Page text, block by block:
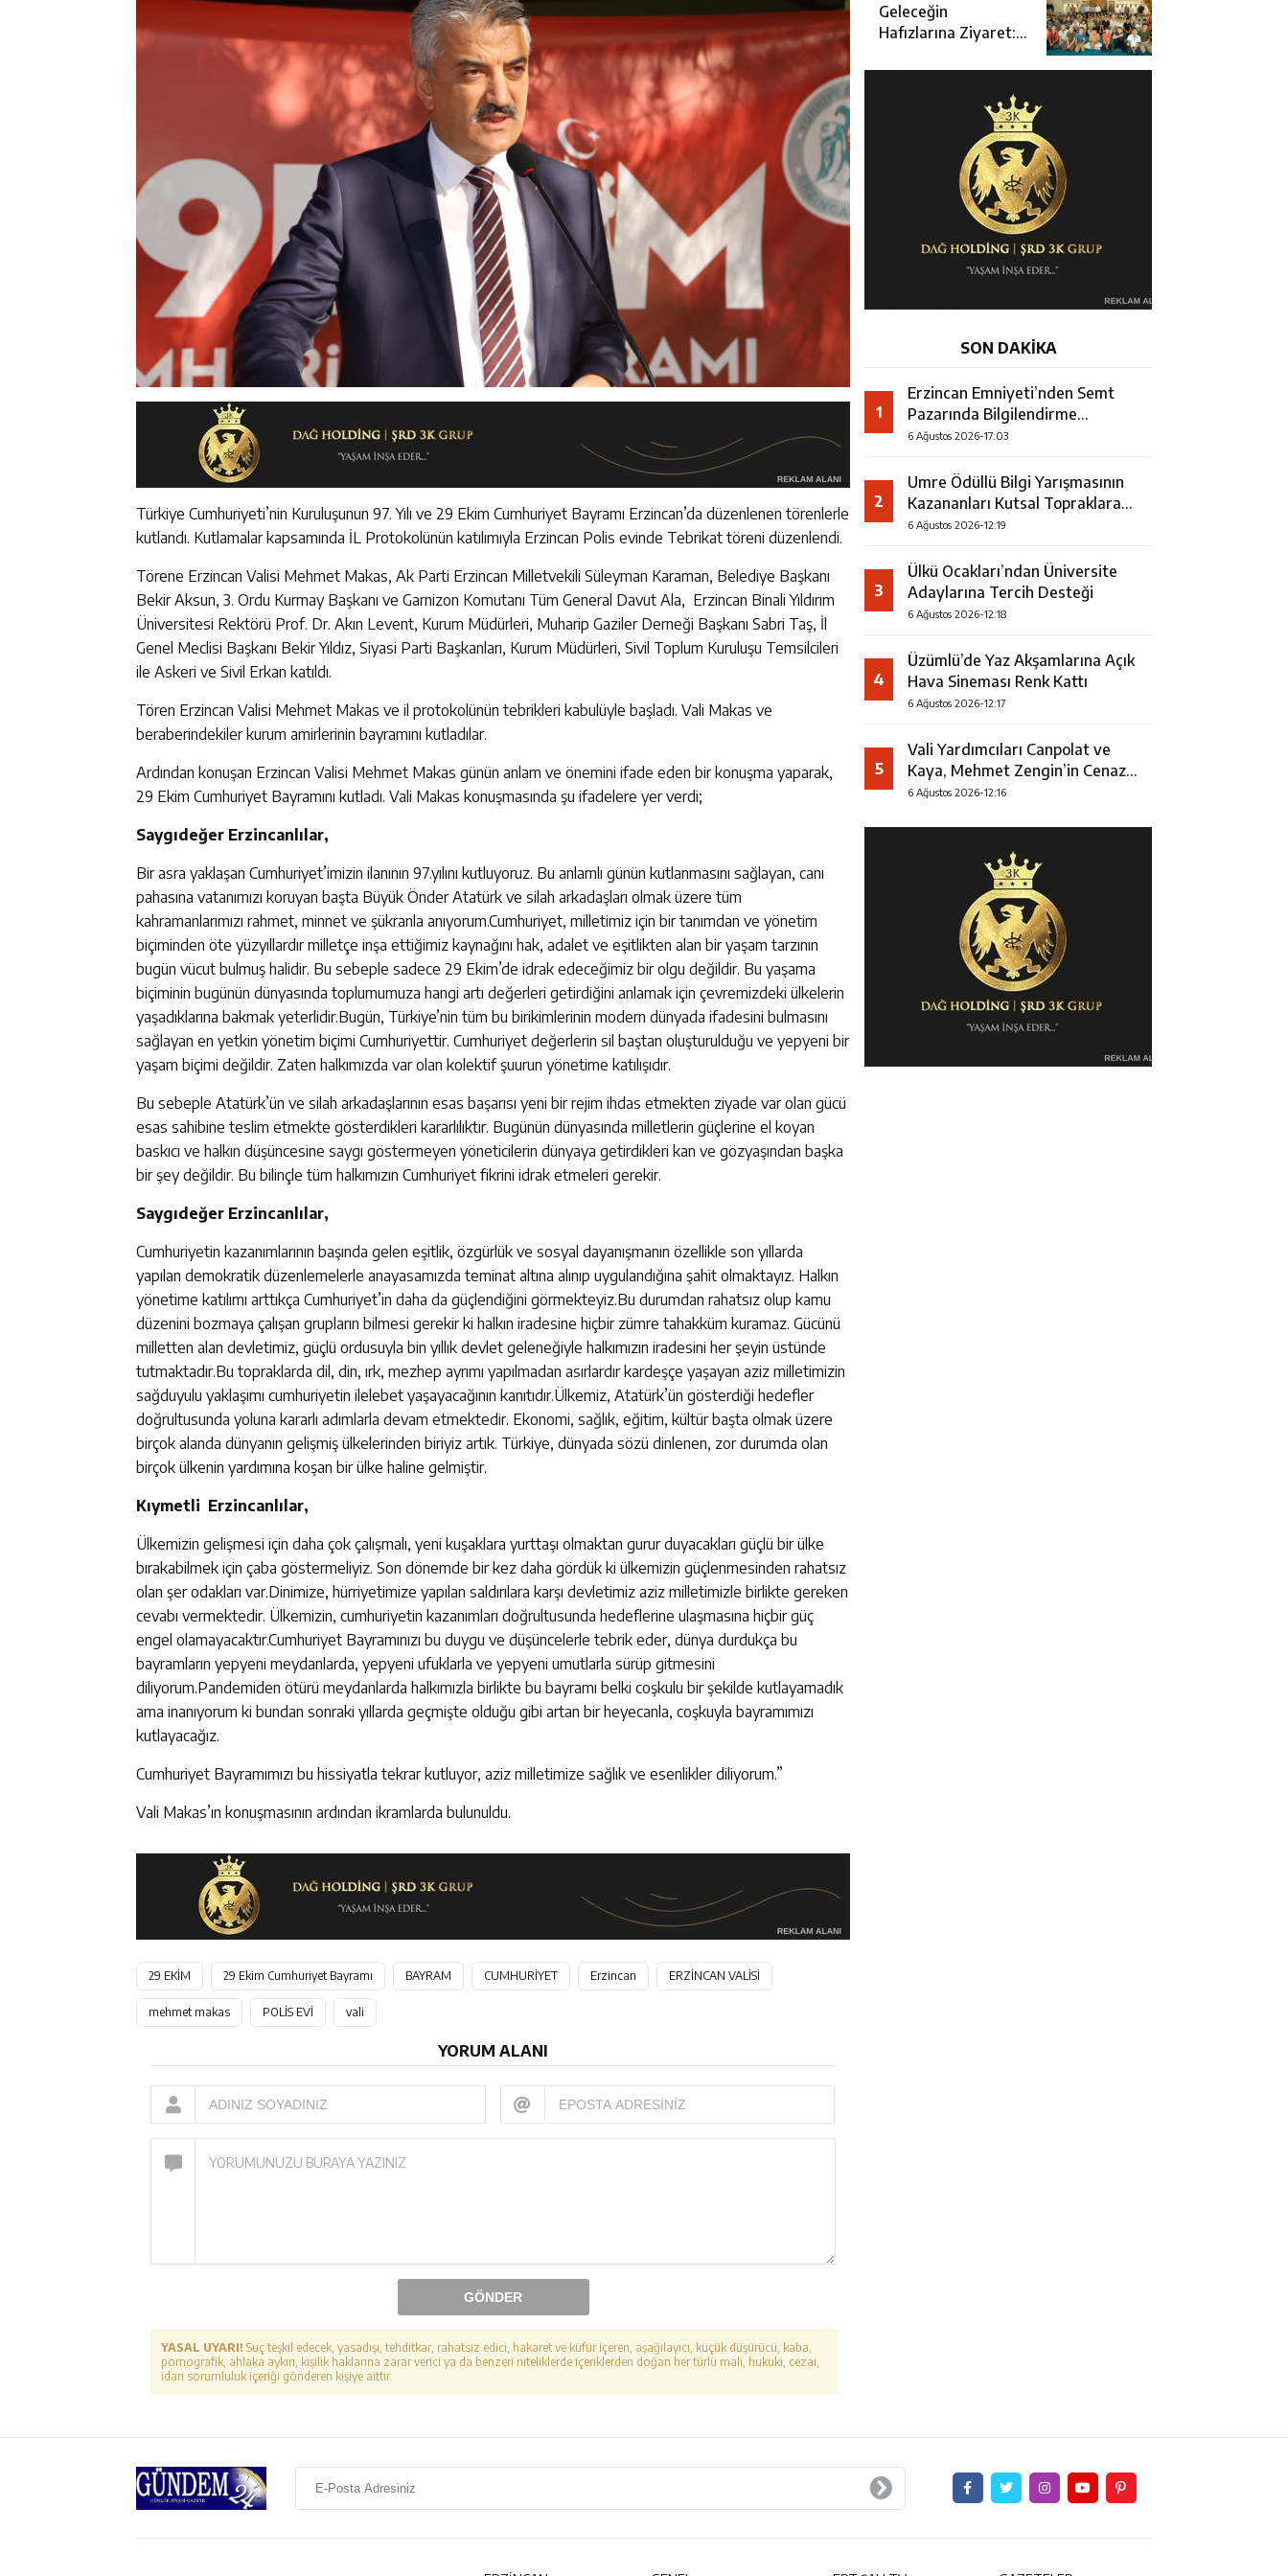
Türkiye Cumhuriyeti’nin Kuruluşunun 97. Yılı ve 29 Ekim Cumhuriyet Bayramı Erzincan’da düzenlenen törenlerle
kutlandı. Kutlamalar kapsamında İL Protokolünün katılımıyla Erzincan Polis evinde Tebrikat töreni düzenlendi.
Törene Erzincan Valisi Mehmet Makas, Ak Parti Erzincan Milletvekili Süleyman Karaman, Belediye Başkanı
Bekir Aksun, 3. Ordu Kurmay Başkanı ve Garnizon Komutanı Tüm General Davut Ala, Erzincan Binali Yıldırım
Üniversitesi Rektörü Prof. Dr. Akın Levent, Kurum Müdürleri, Muharip Gaziler Derneği Başkanı Sabri Taş, İl
Genel Meclisi Başkanı Bekir Yıldız, Siyasi Parti Başkanları, Kurum Müdürleri, Sivil Toplum Kuruluşu Temsilcileri
ile Askeri ve Sivil Erkan katıldı.
Tören Erzincan Valisi Mehmet Makas ve il protokolünün tebrikleri kabulüyle başladı. Vali Makas ve
beraberindekiler kurum amirlerinin bayramını kutladılar.
Ardından konuşan Erzincan Valisi Mehmet Makas günün anlam ve önemini ifade eden bir konuşma yaparak,
29 Ekim Cumhuriyet Bayramını kutladı. Vali Makas konuşmasında şu ifadelere yer verdi;
Saygıdeğer Erzincanlılar,
Bir asra yaklaşan Cumhuriyet’imizin ilanının 97.yılını kutluyoruz. Bu anlamlı günün kutlanmasını sağlayan, canı
pahasına vatanımızı koruyan başta Büyük Önder Atatürk ve silah arkadaşları olmak üzere tüm
kahramanlarımızı rahmet, minnet ve şükranla anıyorum.Cumhuriyet, milletimiz için bir tanımdan ve yönetim
biçiminden öte yüzyıllardır milletçe inşa ettiğimiz kaynağını hak, adalet ve eşitlikten alan bir yaşam tarzının
bugün vücut bulmuş halidir. Bu sebeple sadece 29 Ekim’de idrak edeceğimiz bir olgu değildir. Bu yaşama
biçiminin bugünün dünyasında toplumumuza hangi artı değerleri getirdiğini anlamak için çevremizdeki ülkelerin
yaşadıklarına bakmak yeterlidir.Bugün, Türkiye’nin tüm bu birikimlerinin modern dünyada ifadesini bulmasını
sağlayan en yetkin yönetim biçimi Cumhuriyettir. Cumhuriyet değerlerin sil baştan oluşturulduğu ve yepyeni bir
yaşam biçimi değildir. Zaten halkımızda var olan kolektif şuurun yönetime katılışıdır.
Bu sebeple Atatürk’ün ve silah arkadaşlarının esas başarısı yeni bir rejim ihdas etmekten ziyade var olan gücü
esas sahibine teslim etmekte gösterdikleri kararlılıktır. Bugünün dünyasında milletlerin güçlerine el koyan
baskıcı ve halkın düşüncesine saygı göstermeyen yöneticilerin dünyaya getirdikleri kan ve gözyaşından başka
bir şey değildir. Bu bilinçle tüm halkımızın Cumhuriyet fikrini idrak etmeleri gerekir.
Saygıdeğer Erzincanlılar,
Cumhuriyetin kazanımlarının başında gelen eşitlik, özgürlük ve sosyal dayanışmanın özellikle son yıllarda
yapılan demokratik düzenlemelerle anayasamızda teminat altına alınıp uygulandığına şahit olmaktayız. Halkın
yönetime katılımı arttıkça Cumhuriyet’in daha da güçlendiğini görmekteyiz.Bu durumdan rahatsız olup kamu
düzenini bozmaya çalışan grupların bilmesi gerekir ki halkın iradesine hiçbir zümre tahakküm kuramaz. Gücünü
milletten alan devletimiz, güçlü ordusuyla bin yıllık devlet geleneğiyle halkımızın iradesini her şeyin üstünde
tutmaktadır.Bu topraklarda dil, din, ırk, mezhep ayrımı yapılmadan asırlardır kardeşçe yaşayan aziz milletimizin
sağduyulu yaklaşımı cumhuriyetin ilelebet yaşayacağının kanıtıdır.Ülkemiz, Atatürk’ün gösterdiği hedefler
doğrultusunda yoluna kararlı adımlarla devam etmektedir. Ekonomi, sağlık, eğitim, kültür başta olmak üzere
birçok alanda dünyanın gelişmiş ülkelerinden biriyiz artık. Türkiye, dünyada sözü dinlenen, zor durumda olan
birçok ülkenin yardımına koşan bir ülke haline gelmiştir.
Kıymetli Erzincanlılar,
Ülkemizin gelişmesi için daha çok çalışmalı, yeni kuşaklara yurttaşı olmaktan gurur duyacakları güçlü bir ülke
bırakabilmek için çaba göstermeliyiz. Son dönemde bir kez daha gördük ki ülkemizin güçlenmesinden rahatsız
olan şer odakları var.Dinimize, hürriyetimize yapılan saldırılara karşı devletimiz aziz milletimizle birlikte gereken
cevabı vermektedir. Ülkemizin, cumhuriyetin kazanımları doğrultusunda hedeflerine ulaşmasına hiçbir güç
engel olamayacaktır.Cumhuriyet Bayramınızı bu duygu ve düşüncelerle tebrik eder, dünya durdukça bu
bayramların yepyeni meydanlarda, yepyeni ufuklarla ve yepyeni umutlarla sürüp gitmesini
diliyorum.Pandemiden ötürü meydanlarda halkımızla birlikte bu bayramı belki coşkulu bir şekilde kutlayamadık
ama inanıyorum ki bundan sonraki yıllarda geçmişte olduğu gibi artan bir heyecanla, coşkuyla bayramımızı
kutlayacağız.
Cumhuriyet Bayramımızı bu hissiyatla tekrar kutluyor, aziz milletimize sağlık ve esenlikler diliyorum.”
Vali Makas’ın konuşmasının ardından ikramlarda bulunuldu.
29 EKİM 29 Ekim Cumhuriyet Bayramı BAYRAM CUMHURİYET Erzincan ERZİNCAN VALİSİ
mehmet makas POLİS EVİ vali
YORUM ALANI
GÖNDER
YASAL UYARI! Suç teşkil edecek, yasadışı, tehditkar, rahatsız edici, hakaret ve küfür içeren, aşağılayıcı, küçük düşürücü, kaba,
pornografik, ahlaka aykırı, kişilik haklarına zarar verici ya da benzeri niteliklerde içeriklerden doğan her türlü mali, hukuki, cezai,
idari sorumluluk içeriği gönderen kişiye aittir.
Geleceğin
Hafızlarına Ziyaret:
Erzincan’da Kur’an
Kursu Öğrencileriyle
SON DAKİKA
1
Erzincan Emniyeti’nden Semt
Pazarında Bilgilendirme
Faaliyeti
6 Ağustos 2026-17:03
2
Umre Ödüllü Bilgi Yarışmasının
Kazananları Kutsal Topraklara
Uğurlandı
6 Ağustos 2026-12:19
3
Ülkü Ocakları’ndan Üniversite
Adaylarına Tercih Desteği
6 Ağustos 2026-12:18
4
Üzümlü’de Yaz Akşamlarına Açık
Hava Sineması Renk Kattı
6 Ağustos 2026-12:17
5
Vali Yardımcıları Canpolat ve
Kaya, Mehmet Zengin’in Cenaze
Törenine Katıldı
6 Ağustos 2026-12:16